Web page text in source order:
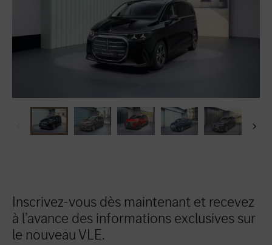
Inscrivez-vous dès maintenant et recevez
à l’avance des informations exclusives sur
le nouveau VLE.